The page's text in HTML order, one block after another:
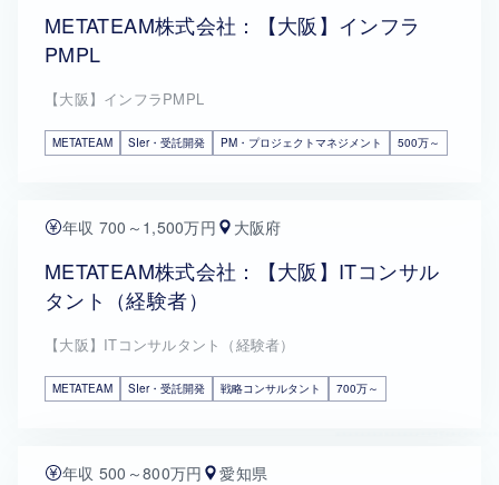
METATEAM株式会社：【大阪】インフラ
PMPL
【大阪】インフラPMPL
METATEAM SIer・受託開発 PM・プロジェクトマネジメント 500万～
年収 700～1,500万円 大阪府
METATEAM株式会社：【大阪】ITコンサル
タント（経験者）
【大阪】ITコンサルタント（経験者）
METATEAM SIer・受託開発 戦略コンサルタント 700万～
年収 500～800万円 愛知県